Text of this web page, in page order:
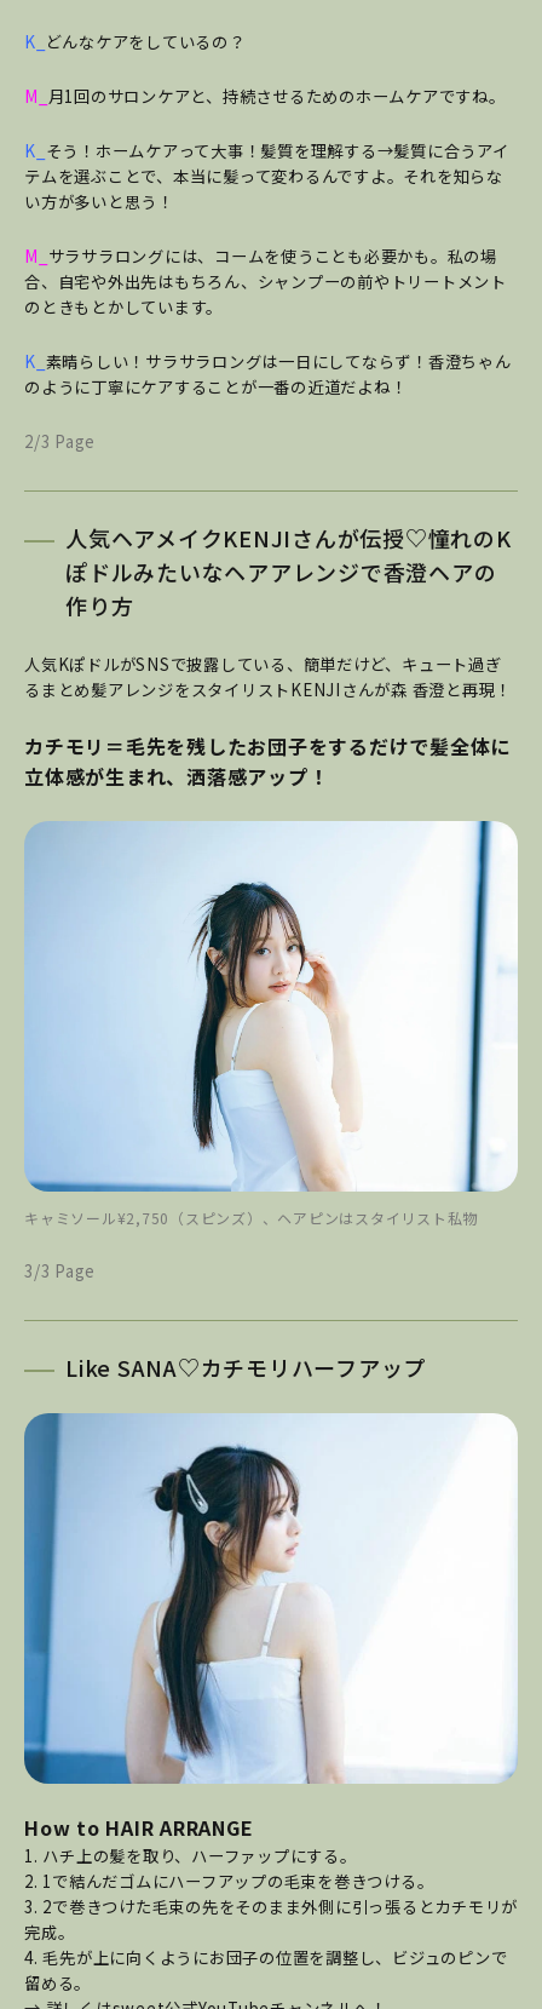
K_ どんなケアをしているの？
M_ 月1回のサロンケアと、持続させるためのホームケアですね。
K_ そう！ホームケアって大事！髪質を理解する→髪質に合うアイ
テムを選ぶことで、本当に髪って変わるんですよ。それを知らな
い方が多いと思う！
M_ サラサラロングには、コームを使うことも必要かも。私の場
合、自宅や外出先はもちろん、シャンプーの前やトリートメント
のときもとかしています。
K_ 素晴らしい！サラサラロングは一日にしてならず！香澄ちゃん
のように丁寧にケアすることが一番の近道だよね！
2/3 Page
人気ヘアメイクKENJIさんが伝授♡憧れのK
ぽドルみたいなヘアアレンジで香澄ヘアの
作り方
人気KぽドルがSNSで披露している、簡単だけど、キュート過ぎ
るまとめ髪アレンジをスタイリストKENJIさんが森 香澄と再現！
カチモリ＝毛先を残したお団子をするだけで髪全体に
立体感が生まれ、洒落感アップ！
キャミソール¥2,750（スピンズ）、ヘアピンはスタイリスト私物
3/3 Page
Like SANA♡カチモリハーフアップ
How to HAIR ARRANGE
1. ハチ上の髪を取り、ハーファップにする。
2. 1で結んだゴムにハーフアップの毛束を巻きつける。
3. 2で巻きつけた毛束の先をそのまま外側に引っ張るとカチモリが
完成。
4. 毛先が上に向くようにお団子の位置を調整し、ビジュのピンで
留める。